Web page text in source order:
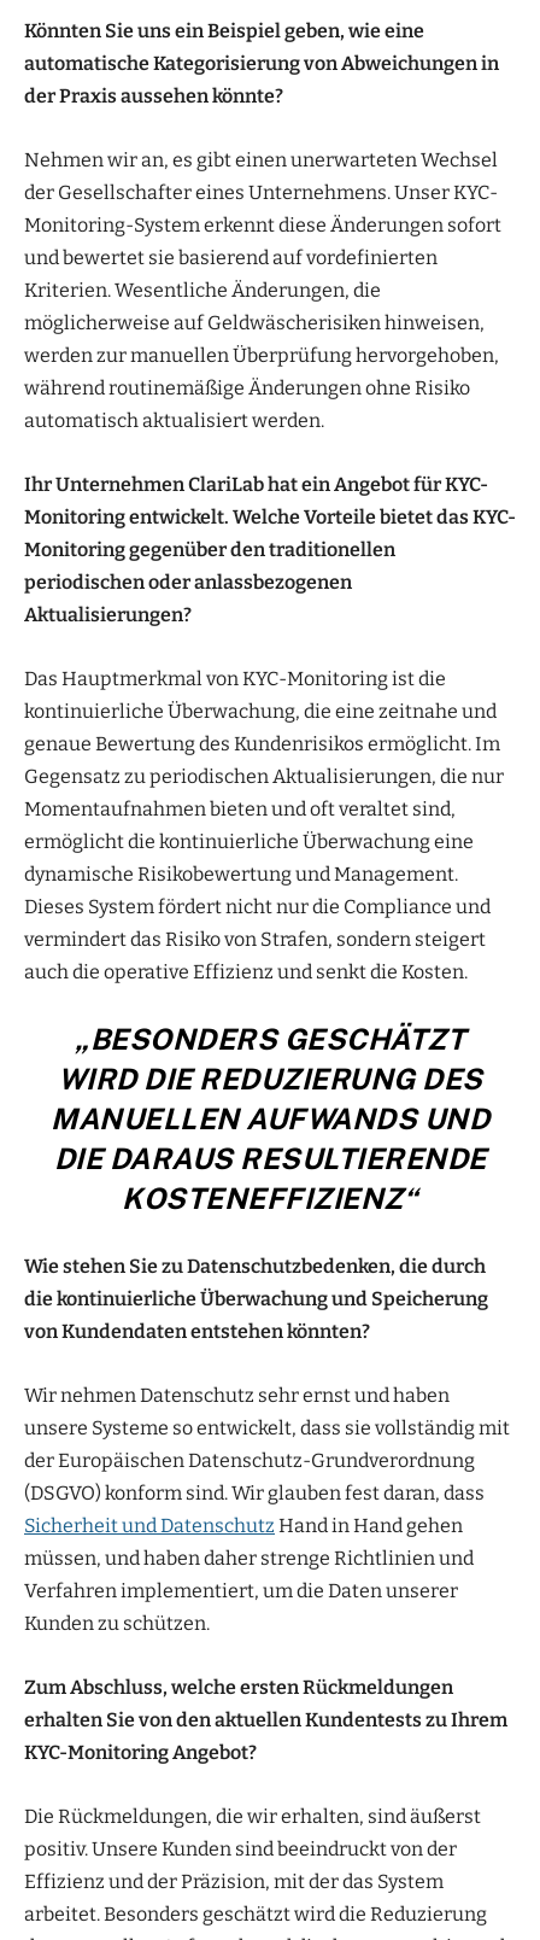
Könnten Sie uns ein Beispiel geben, wie eine
automatische Kategorisierung von Abweichungen in
der Praxis aussehen könnte?
Nehmen wir an, es gibt einen unerwarteten Wechsel
der Gesellschafter eines Unternehmens. Unser KYC-
Monitoring-System erkennt diese Änderungen sofort
und bewertet sie basierend auf vordefinierten
Kriterien. Wesentliche Änderungen, die
möglicherweise auf Geldwäscherisiken hinweisen,
werden zur manuellen Überprüfung hervorgehoben,
während routinemäßige Änderungen ohne Risiko
automatisch aktualisiert werden.
Ihr Unternehmen ClariLab hat ein Angebot für KYC-
Monitoring entwickelt. Welche Vorteile bietet das KYC-
Monitoring gegenüber den traditionellen
periodischen oder anlassbezogenen
Aktualisierungen?
Das Hauptmerkmal von KYC-Monitoring ist die
kontinuierliche Überwachung, die eine zeitnahe und
genaue Bewertung des Kundenrisikos ermöglicht. Im
Gegensatz zu periodischen Aktualisierungen, die nur
Momentaufnahmen bieten und oft veraltet sind,
ermöglicht die kontinuierliche Überwachung eine
dynamische Risikobewertung und Management.
Dieses System fördert nicht nur die Compliance und
vermindert das Risiko von Strafen, sondern steigert
auch die operative Effizienz und senkt die Kosten.
„BESONDERS GESCHÄTZT
WIRD DIE REDUZIERUNG DES
MANUELLEN AUFWANDS UND
DIE DARAUS RESULTIERENDE
KOSTENEFFIZIENZ“
Wie stehen Sie zu Datenschutzbedenken, die durch
die kontinuierliche Überwachung und Speicherung
von Kundendaten entstehen könnten?
Wir nehmen Datenschutz sehr ernst und haben
unsere Systeme so entwickelt, dass sie vollständig mit
der Europäischen Datenschutz-Grundverordnung
(DSGVO) konform sind. Wir glauben fest daran, dass
Sicherheit und Datenschutz Hand in Hand gehen
müssen, und haben daher strenge Richtlinien und
Verfahren implementiert, um die Daten unserer
Kunden zu schützen.
Zum Abschluss, welche ersten Rückmeldungen
erhalten Sie von den aktuellen Kundentests zu Ihrem
KYC-Monitoring Angebot?
Die Rückmeldungen, die wir erhalten, sind äußerst
positiv. Unsere Kunden sind beeindruckt von der
Effizienz und der Präzision, mit der das System
arbeitet. Besonders geschätzt wird die Reduzierung